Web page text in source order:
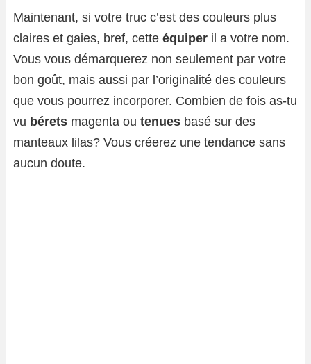
Maintenant, si votre truc c’est des couleurs plus
claires et gaies, bref, cette équiper il a votre nom.
Vous vous démarquerez non seulement par votre
bon goût, mais aussi par l’originalité des couleurs
que vous pourrez incorporer. Combien de fois as-tu
vu bérets magenta ou tenues basé sur des
manteaux lilas? Vous créerez une tendance sans
aucun doute.